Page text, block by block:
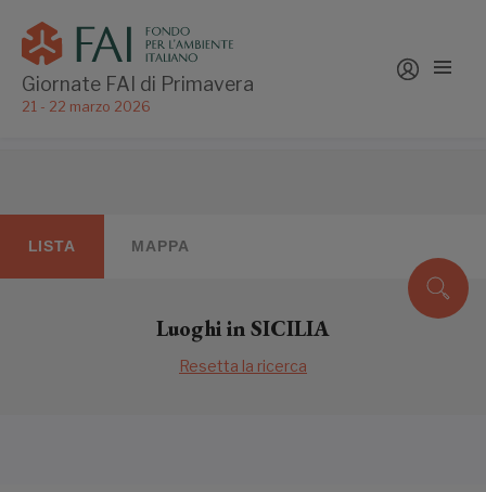
Giornate FAI di Primavera
21 - 22 marzo 2026
LISTA MAPPA
Luoghi in SICILIA
Resetta la ricerca